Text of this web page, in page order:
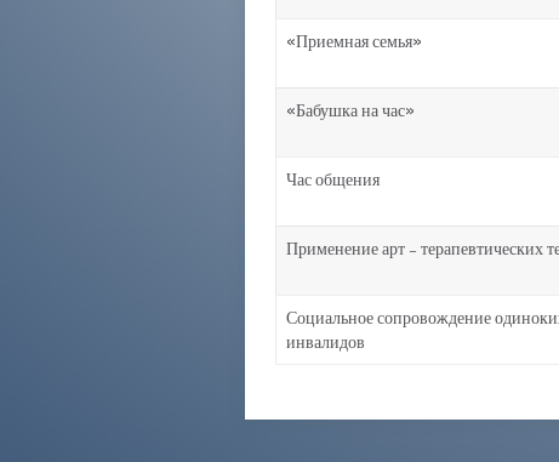
«Приемная семья»
«Бабушка на час»
Час общения
Применение арт – терапевтических
Социальное сопровождение
инвалидов